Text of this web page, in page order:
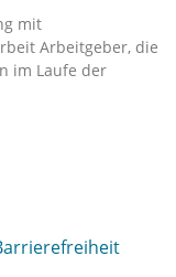
mit
Arbeitgeber, die
im Laufe der